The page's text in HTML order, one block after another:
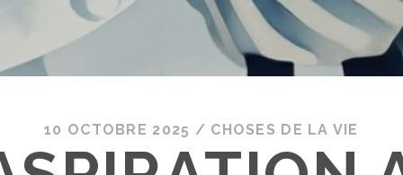
10 OCTOBRE 2025 / CHOSES DE LA VIE